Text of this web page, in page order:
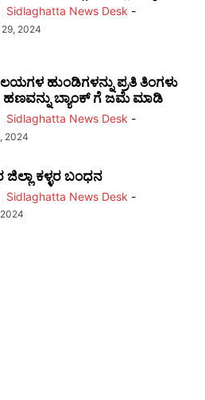
Sidlaghatta News Desk -
2024
ಹುಂಡಿಗಳನ್ನು ಪ್ರತಿ ತಿಂಗಳು
ಹಣವನ್ನು ಬ್ಯಾಂಕ್ ಗೆ ಜಮೆ ಮಾಡಿ
Sidlaghatta News Desk -
2024
ಜಿಲ್ಲಾ ಕಳ್ಳರ ಬಂಧನ
Sidlaghatta News Desk -